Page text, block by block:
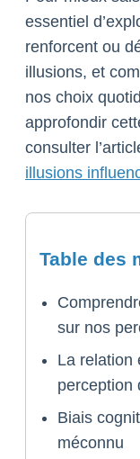
essentiel
renforcent ou
illusions, et
nos choix
approfondir
consulter
illusions
Table des
sur nos
La relation
perception
Biais
méconnu